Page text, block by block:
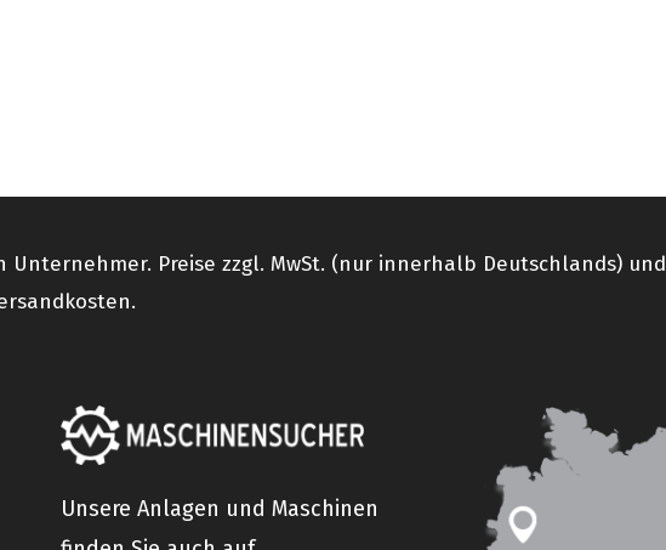
Preise zzgl. MwSt. (nur innerhalb Deutschlands) und
Unsere Anlagen und Maschinen